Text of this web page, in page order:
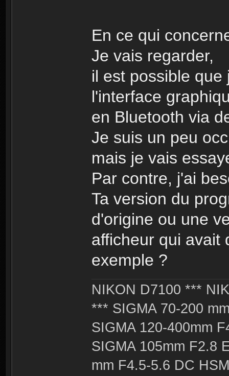
En ce qui
Je vais regarder,
il est possible
l'interface
en Bluetooth via
Je suis un peu
mais je vais
Par contre, j'ai
Ta version du
d'origine ou une
afficheur qui avait
exemple ?
NIKON D7100 ***
*** SIGMA 70-200
SIGMA 120-400mm
SIGMA 105mm F2.8
mm F4.5-5.6 DC